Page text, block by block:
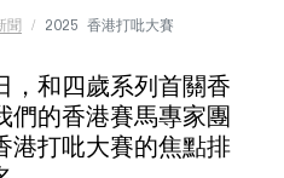
聞 2025 香港打吡大賽
，和四歲系列首關香
們的香港賽馬專家團
港打吡大賽的焦點排